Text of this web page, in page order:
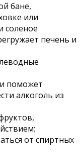
бане,
или
соленое
печень и
поможет
алкоголь из
от спиртных